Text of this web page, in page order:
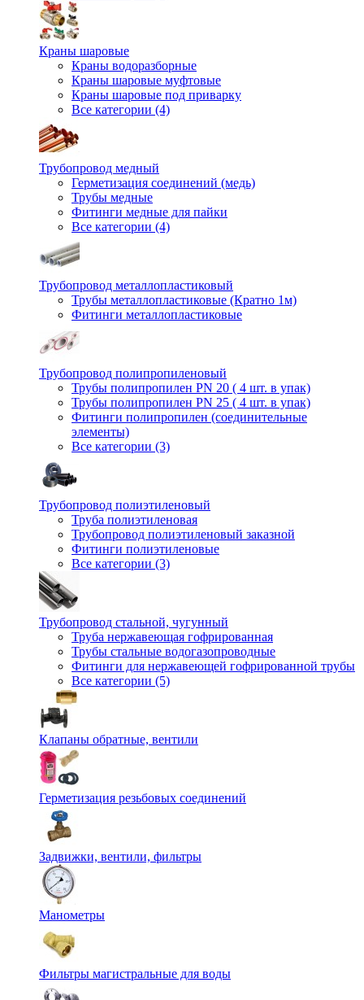
Краны шаровые
Краны водоразборные
Краны шаровые муфтовые
Краны шаровые под приварку
Все категории (4)
Трубопровод медный
Герметизация соединений (медь)
Трубы медные
Фитинги медные для пайки
Все категории (4)
Трубопровод металлопластиковый
Трубы металлопластиковые (Кратно 1м)
Фитинги металлопластиковые
Трубопровод полипропиленовый
Трубы полипропилен PN 20 ( 4 шт. в упак)
Трубы полипропилен PN 25 ( 4 шт. в упак)
Фитинги полипропилен (cоединительные
элементы)
Все категории (3)
Трубопровод полиэтиленовый
Труба полиэтиленовая
Трубопровод полиэтиленовый заказной
Фитинги полиэтиленовые
Все категории (3)
Трубопровод стальной, чугунный
Труба нержавеющая гофрированная
Трубы стальные водогазопроводные
Фитинги для нержавеющей гофрированной трубы
Все категории (5)
Клапаны обратные, вентили
Герметизация резьбовых соединений
Задвижки, вентили, фильтры
Манометры
Фильтры магистральные для воды